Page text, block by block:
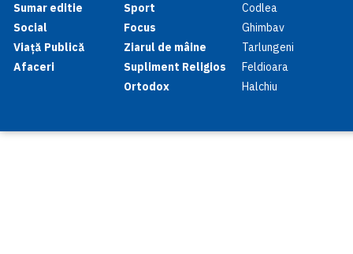
Sumar editie
Social
Viață Publică
Afaceri
Sport
Focus
Ziarul de mâine
Supliment Religios
Ortodox
Codlea
Ghimbav
Tarlungeni
Feldioara
Halchiu